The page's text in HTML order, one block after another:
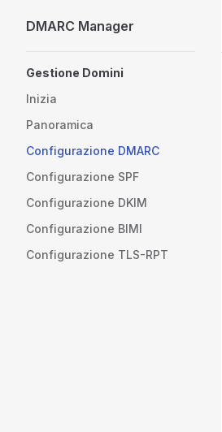
Skip to content
DMARC Manager
Gestione Domini
Inizia
Panoramica
Configurazione DMARC
Configurazione SPF
Configurazione DKIM
Configurazione BIMI
Configurazione TLS-RPT